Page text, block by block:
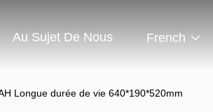
Au Sujet De Nous French
Longue durée de vie 640*190*520mm